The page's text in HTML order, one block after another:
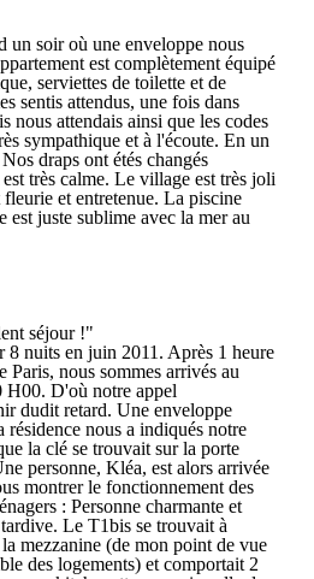
un soir où une enveloppe nous
est complètement équipé
serviettes de toilette et de
sentis attendus, une fois dans
nous attendais ainsi que les codes
sympathique et à l'écoute. En un
draps ont étés changés
très calme. Le village est très joli
et entretenue. La piscine
est juste sublime avec la mer au
séjour !"
8 nuits en juin 2011. Après 1 heure
Paris, nous sommes arrivés au
H00. D'où notre appel
dudit retard. Une enveloppe
résidence nous a indiqués notre
la clé se trouvait sur la porte
personne, Kléa, est alors arrivée
montrer le fonctionnement des
: Personne charmante et
Le T1bis se trouvait à
mezzanine (de mon point de vue
des logements) et comportait 2